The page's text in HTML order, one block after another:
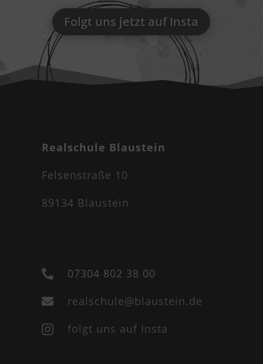
Folgt uns jetzt auf Insta
Realschule Blaustein
Felsenstraße 10
89134 Blaustein
 07304 802 38 00
 realschule@blaustein.de
 folgt uns auf Insta